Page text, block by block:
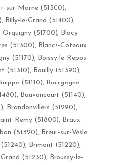
sur-Marne (51300),
Billy-le-Grand (51400),
Orquigny (51700), Blacy
(51300), Blancs-Coteaux
(51170), Boissy-le-Repos
(51310), Bouilly (51390),
(51110), Bourgogne-
Bouvancourt (51140),
Brandonvillers (51290),
Remy (51800), Braux-
(51320), Breuil-sur-Vesle
Brimont (51220),
(51230), Broussy-le-